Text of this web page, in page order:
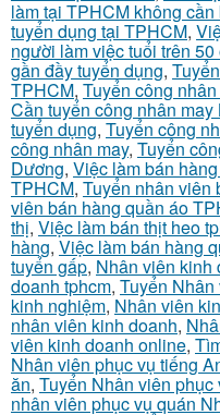
làm tại TPHCM không
tuyển dụng tại TPHCM,
người làm việc tuổi trên
gần đầy tuyển dụng,
TPHCM, Tuyển công
Cần tuyển công nhân may
tuyển dụng, Tuyển công
công nhân may, Tuyển
Dương, Việc làm bán
TPHCM, Tuyển nhân viên
viên bán hàng quần áo
thị, Việc làm bán thịt heo
hàng, Việc làm bán hàng
tuyển gấp, Nhân viên kinh
doanh tphcm, Tuyển
kinh nghiệm, Nhân viên
nhân viên kinh doanh,
viên kinh doanh online,
Nhân viên phục vụ tiếng
ăn, Tuyển Nhân viên
nhân viên phục vụ quán